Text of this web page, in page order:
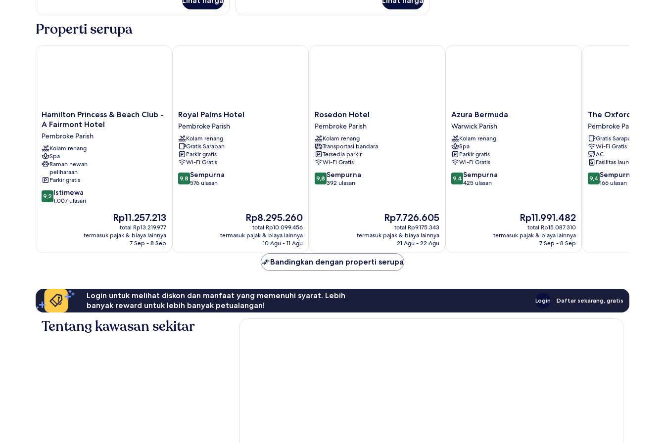
Tempat
Tidur
Gold,
Beberapa
Tempat
Tidur
Tempat
dengan
Fairmont
Tempat
Properti serupa
Hamilton
Princess
Beach
Club
-
A
Fairmont
Hotel
Pembroke
Parish
Hamilton Princess & Beach Club -
A Fairmont Hotel
Pembroke Parish
Kolam renang
Spa
Ramah hewan
peliharaan
Parkir gratis
9.2
dari
9,2 Istimewa
1.007 ulasan
Harga
sekarang
Rp11.257.213
Rp11.257.213
total Rp13.219.977
termasuk pajak & biaya lainnya
7 Sep - 8 Sep
Hamilton Princess & Beach Club - A Fairmont Hotel
Royal
Palms
Hotel
Pembroke
Parish
Royal Palms Hotel
Pembroke Parish
Kolam renang
Gratis Sarapan
Parkir gratis
Wi-Fi Gratis
9.8
dari
9,8 Sempurna
576 ulasan
Harga
sekarang
Rp8.295.260
Rp8.295.260
total Rp10.099.456
termasuk pajak & biaya lainnya
10 Agu - 11 Agu
Royal Palms Hotel
Rosedon
Hotel
Pembroke
Parish
Rosedon Hotel
Pembroke Parish
Kolam renang
Transportasi bandara
Tersedia parkir
Wi-Fi Gratis
9.8
dari
9,8 Sempurna
392 ulasan
Harga
sekarang
Rp7.726.605
Rp7.726.605
total Rp9.175.343
termasuk pajak & biaya lainnya
21 Agu - 22 Agu
Rosedon Hotel
Azura
Bermuda
Warwick
Parish
Azura Bermuda
Warwick Parish
Kolam renang
Spa
Parkir gratis
Wi-Fi Gratis
9.4
dari
9,4 Sempurna
425 ulasan
Harga
sekarang
Rp11.991.482
Rp11.991.482
total Rp15.087.310
termasuk pajak & biaya lainnya
7 Sep - 8 Sep
Azura Bermuda
The
Oxford
House
Pembroke
Parish
The Oxford House
Pembroke Parish
Gratis Sarapan
Wi-Fi Gratis
AC
Fasilitas laundry
9.4
dari
9,4 Sempurna
166 ulasan
The Oxford House
Bandingkan dengan properti serupa
Login untuk melihat diskon dan manfaat yang memenuhi syarat. Lebih
banyak reward untuk lebih banyak petualangan!
Login Daftar sekarang, gratis
Tentang kawasan sekitar